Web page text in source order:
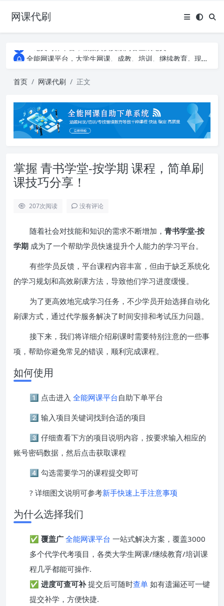
网课代刷
AI论文写作平台，根据真实文献内容生成论文
全能网课平台，大学生网课、成教、培训、继续教育。现已接入代刷代考项目3000+
全能网课平台，大学生网课、成教、培训、继续教育。现已接入代刷代考项目3000+
首页 网课代刷 正文
掌握 青书学堂-按学期 课程，简单刷
课技巧分享！
207次阅读 没有评论
随着社会对技能和知识的需求不断增加， 青书学堂-按
学期 成为了一个帮助学员快速提升个人能力的学习平台。
有些学员反馈，平台课程内容丰富，但由于缺乏系统化
的学习规划和高效刷课方法，导致他们学习进度缓慢。
为了更高效地完成学习任务，不少学员开始选择自动化
刷课方式，通过代学服务解决了时间安排和考试压力问题。
接下来，我们将详细介绍刷课时需要特别注意的一些事
项，帮助你避免常见的错误，顺利完成课程。
如何使用
1️⃣ 点击进入 全能网课平台自助下单平台
2️⃣ 输入项目关键词找到合适的项目
3️⃣ 仔细查看下方的项目说明内容，按要求输入相应的
账号密码数据，然后点击获取课程
4️⃣ 勾选需要学习的课程提交即可
? 详细图文说明可参考新手快速上手注意事项
为什么选择我们
✅ 覆盖广 全能网课平台 一站式解决方案，覆盖3000
多个代学代考项目，各类大学生网课/继续教育/培训课
程几乎都能可操作.
✅ 进度可查可补提交后可随时查单 如有遗漏还可一键
提交补学，方便快捷.